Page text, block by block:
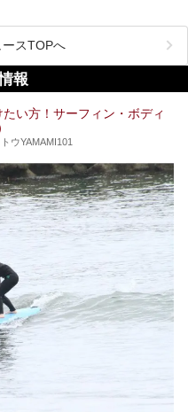
いきます！
銭湯や日帰り温泉が多く、「どこに
しまう方も多いと思います。
「キャナル・リゾート」に出かけ
うか？
スTOPへ
報
い方！サーフィン・ボディ
ウYAMAMI101